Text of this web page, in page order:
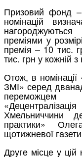
Призовий фонд
номінацій
преміями у
премія – 10 тис.
тис. грн у кожній з
Отож, в
ЗМІ» серед
переможцем
Хмельниччини
практики»
щотижневої
Друге місце у цій